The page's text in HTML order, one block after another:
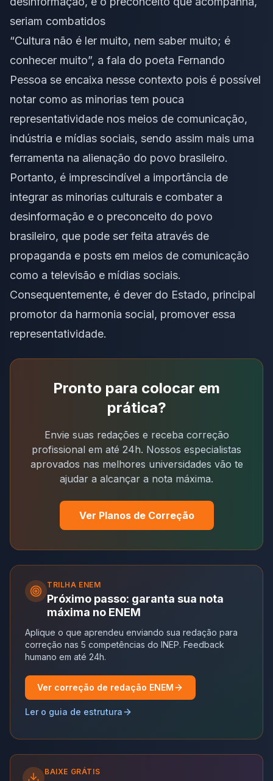
seriam combatidos
“Cultura não é ler muito, nem saber muito; é
conhecer muito”, a fala do poeta Fernando
Pessoa se encaixa nesse contexto pois é possível
notar como as minorias tem pouca
representatividade nos meios de comunicação,
indústria e mídias sociais, sendo assim mais uma
ferramenta na alienação do povo brasileiro.
Portanto, é imprescindível a importância de
integrar as minorias culturais e combater a
desinformação e o preconceito do povo
brasileiro, que pode ser feita através de
propaganda e posts em meios de comunicação
como a televisão e mídias sociais.
Consequentemente, é dever do Estado, principal
promotor da harmonia social, promover essa
representatividade.
Pronto para colocar em
prática?
Envie suas redações e receba correção
profissional em até 24h. Nossos especialistas
aprovados nas melhores universidades vão te
ajudar a alcançar a nota máxima.
Ver Planos de Correção
TRILHA ENEM
Próximo passo: garanta sua nota
máxima no ENEM
Aplique o que aprendeu enviando sua redação para
correção nas 5 competências do INEP. Feedback
humano em até 24h.
Ver correção de redação ENEM
Ler o guia de estrutura
BAIXE GRÁTIS